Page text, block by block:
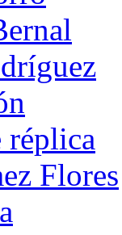
réplica
Flores